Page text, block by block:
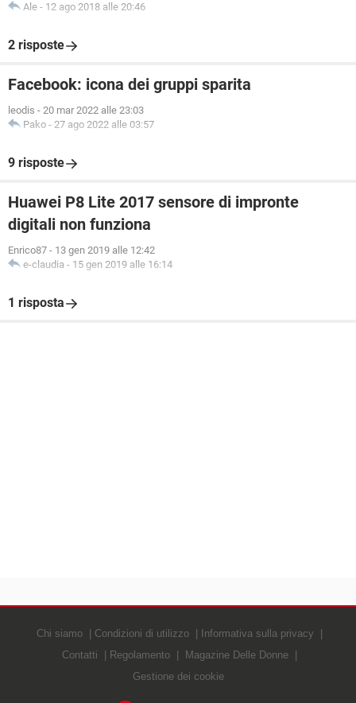
Ale - 12 ago 2018 alle 20:46
2 risposte
Facebook: icona dei gruppi sparita
leodis - 20 mar 2022 alle 23:03
Pako - 27 ago 2022 alle 03:57
9 risposte
Huawei P8 Lite 2017 sensore di impronte
digitali non funziona
Enrico87 - 13 gen 2019 alle 12:42
e-claudia - 15 gen 2019 alle 16:14
1 risposta
Chi siamo Condizioni di utilizzo
Informativa sulla privacy
Contatti
Regolamento
Magazine Delle Donne
Gestione dei cookie